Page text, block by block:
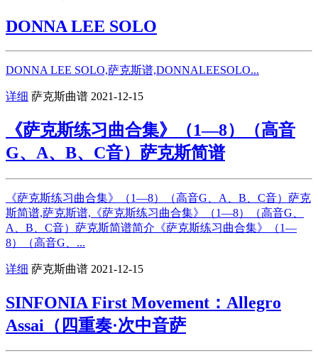
DONNA LEE SOLO
DONNA LEE SOLO,萨克斯谱,DONNALEESOLO...
详细 萨克斯曲谱 2021-12-15
《萨克斯练习曲合集》（1—8）（高音
G、A、B、C音）萨克斯简谱
《萨克斯练习曲合集》（1—8）（高音G、A、B、C音）萨克
斯简谱,萨克斯谱,《萨克斯练习曲合集》（1—8）（高音G、
A、B、C音）萨克斯简谱简介《萨克斯练习曲合集》（1—
8）（高音G、...
详细 萨克斯曲谱 2021-12-15
SINFONIA First Movement：Allegro
Assai（四重奏·次中音萨